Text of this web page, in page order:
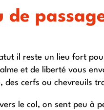
de
il reste un lieu fort
et de liberté vous
des cerfs ou chevreuils
le col, on sent peu à